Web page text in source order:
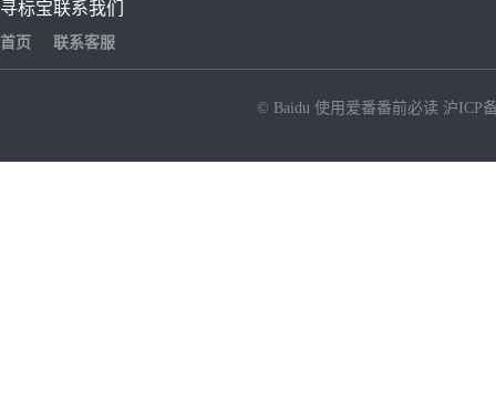
寻标宝
首页
联系我们
联系客服
© Baidu 使用爱番番前必读 沪ICP